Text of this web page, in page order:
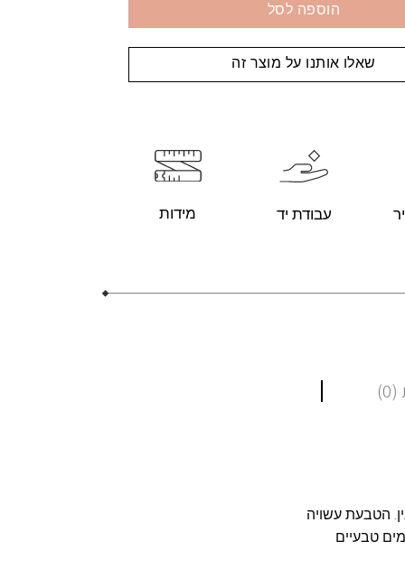
הוספה לסל
שאלו אותנו על מוצר זה
עבודת יד מידות
הטבעת עשויה
5 מ"מ * 3 מ"מ ושני יהלומים טבעיים